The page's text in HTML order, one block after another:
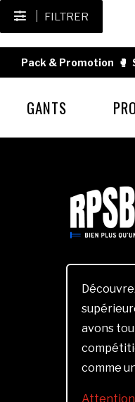
FILTRER
Pack & Promotion 🥊
GANTS
avons
comme
Attention